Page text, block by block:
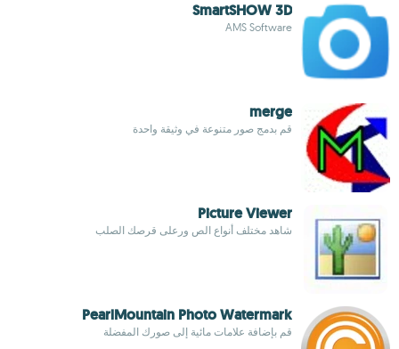
SmartSHOW 3D
AMS Software
merge
قم بدمج صور متنوعة في وثيقة واحدة
Picture Viewer
شاهد مختلف أنواع الص ورعلى قرصك الصلب
PearlMountain Photo Watermark
قم بإضافة علامات مائية إلى صورك المفضلة